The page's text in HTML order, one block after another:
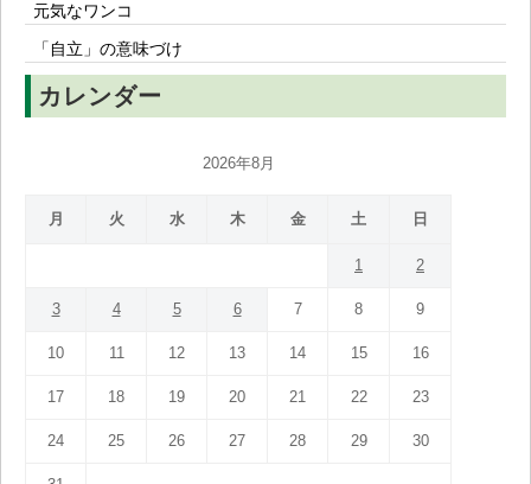
元気なワンコ
「自立」の意味づけ
カレンダー
2026年8月
月 火 水 木 金 土 日
1 2
3 4 5 6 7 8 9
10 11 12 13 14 15 16
17 18 19 20 21 22 23
24 25 26 27 28 29 30